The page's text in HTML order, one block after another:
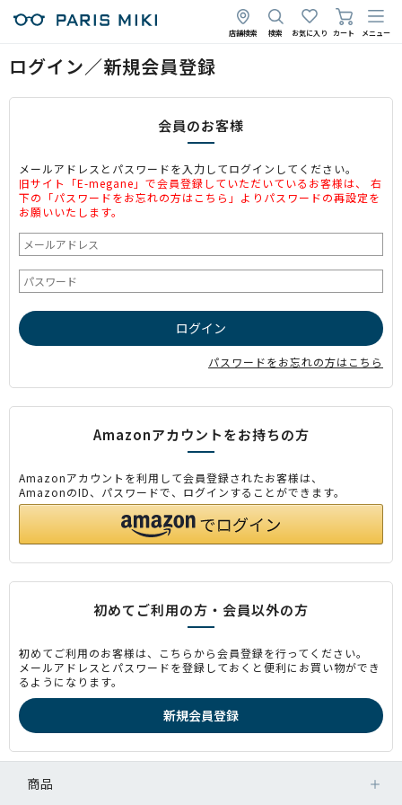
店舗検索 検索 お気に入り カート メニュー
ログイン／新規会員登録
会員のお客様
メールアドレスとパスワードを入力してログインしてください。
旧サイト「E-megane」で会員登録していただいているお客様は、 右
下の「パスワードをお忘れの方はこちら」よりパスワードの再設定を
お願いいたします。
パスワードをお忘れの方はこちら
Amazonアカウントをお持ちの方
Amazonアカウントを利用して会員登録されたお客様は、
AmazonのID、パスワードで、ログインすることができます。
初めてご利用の方・会員以外の方
初めてご利用のお客様は、こちらから会員登録を行ってください。
メールアドレスとパスワードを登録しておくと便利にお買い物ができ
るようになります。
商品